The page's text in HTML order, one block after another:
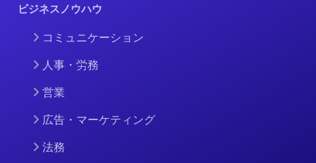
ビジネスノウハウ
コミュニケーション
人事・労務
営業
広告・マーケティング
法務